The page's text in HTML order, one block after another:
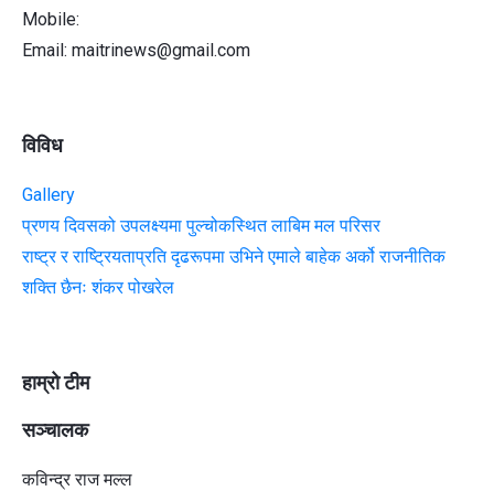
Mobile:
Email: maitrinews@gmail.com
विविध
Gallery
प्रणय दिवसको उपलक्ष्यमा पुल्चोकस्थित लाबिम मल परिसर
राष्ट्र र राष्ट्रियताप्रति दृढरूपमा उभिने एमाले बाहेक अर्को राजनीतिक
शक्ति छैनः शंकर पोखरेल
हाम्रो टीम
सञ्चालक
कविन्द्र राज मल्ल